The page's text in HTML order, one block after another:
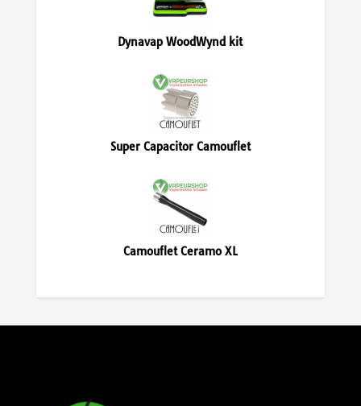
Dynavap WoodWynd kit
Super Capacitor Camouflet
Camouflet Ceramo XL